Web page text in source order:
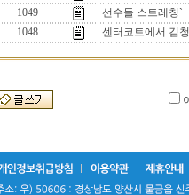
1049
선수들 스트레칭`
1048
센터코트에서 김